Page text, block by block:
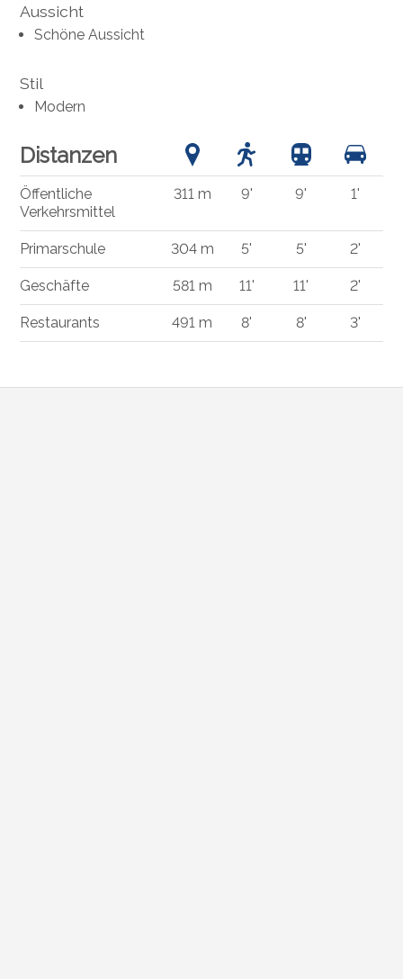
Aussicht
Schöne Aussicht
Stil
Modern
Distanzen
Öffentliche
Verkehrsmittel
311 m 9' 9' 1'
Primarschule 304 m 5' 5' 2'
Geschäfte 581 m 11' 11' 2'
Restaurants 491 m 8' 8' 3'